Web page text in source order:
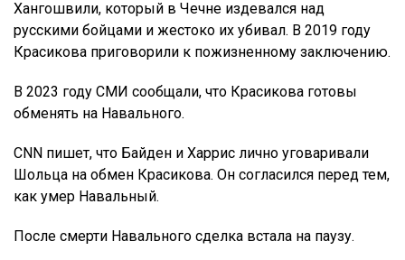
Хангошвили, который в Чечне издевался над
русскими бойцами и жестоко их убивал. В 2019 году
Красикова приговорили к пожизненному заключению.
В 2023 году СМИ сообщали, что Красикова готовы
обменять на Навального.
СNN пишет, что Байден и Харрис лично уговаривали
Шольца на обмен Красикова. Он согласился перед тем,
как умер Навальный.
После смерти Навального сделка встала на паузу.